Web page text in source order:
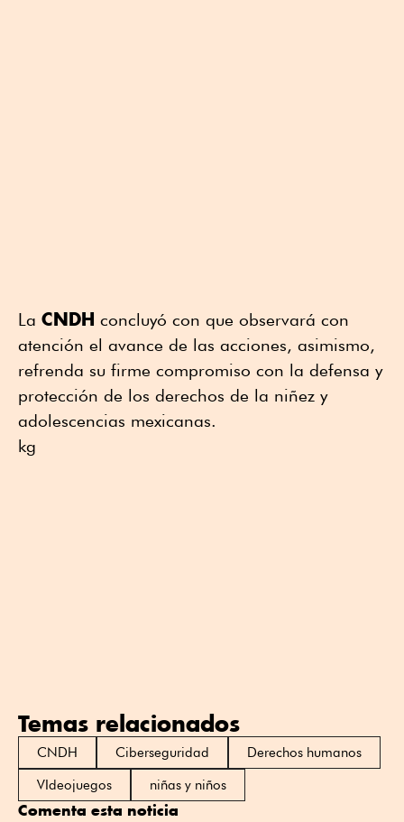
La CNDH concluyó con que observará con
atención el avance de las acciones, asimismo,
refrenda su firme compromiso con la defensa y
protección de los derechos de la niñez y
adolescencias mexicanas.
kg
Temas relacionados
CNDH Ciberseguridad
Derechos humanos
VIdeojuegos
niñas y niños
Comenta esta noticia